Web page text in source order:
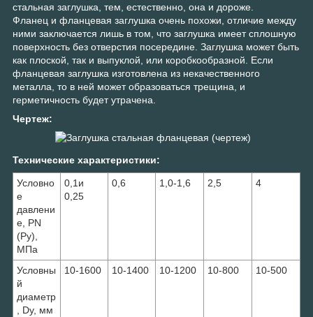
стальная заглушка, тем, естественно, она и дороже.
Фланец и фланцевая заглушка очень похожи, отличие между
ними заключается лишь в том, что заглушка имеет сплошную
поверхность без отверстия посередине. Заглушка может быть
как плоской, так и выпуклой, или коробкообразной. Если
фланцевая заглушка изготовлена из некачественного
металла, то в ней может образоваться трещина, и
герметичность будет утрачена.
Чертеж:
Технические характеристики:
Условно
е
давлени
е, PN
(Ру),
МПа
0,1и
0,25
0,6 1,0-1,6 2,5 4
Условны
й
диаметр
, Dу, мм
10-1600 10-1400 10-1200 10-800 10-500